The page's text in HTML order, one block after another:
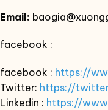
Email:
facebook :
facebook : https://
Twitter: https://
Linkedin : https://